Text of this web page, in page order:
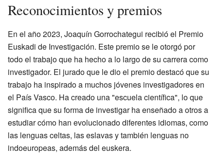
Reconocimientos y premios
En el año 2023, Joaquín Gorrochategui recibió el Premio
Euskadi de Investigación. Este premio se le otorgó por
todo el trabajo que ha hecho a lo largo de su carrera como
investigador. El jurado que le dio el premio destacó que su
trabajo ha inspirado a muchos jóvenes investigadores en
el País Vasco. Ha creado una "escuela científica", lo que
significa que su forma de investigar ha enseñado a otros a
estudiar cómo han evolucionado diferentes idiomas, como
las lenguas celtas, las eslavas y también lenguas no
indoeuropeas, además del euskera.